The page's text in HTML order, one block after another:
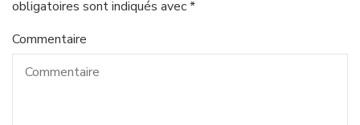
obligatoires sont indiqués avec*
Commentaire